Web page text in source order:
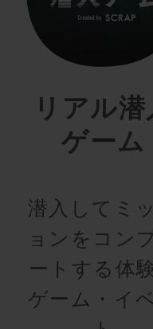
リアル潜
ゲーム
潜入してミ
ョンをコン
ートする体
ゲーム・イ